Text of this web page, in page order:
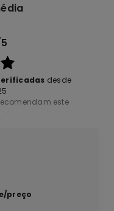
desde
este
preço